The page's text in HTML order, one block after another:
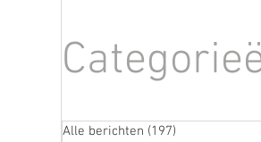
Alle berichten (197)